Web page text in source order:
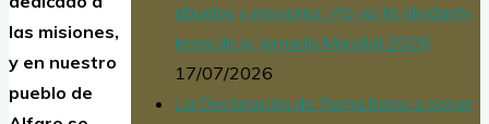
las misiones,
y en nuestro
pueblo de
abuelos y mayores: «Yo no te olvidaré»,
lema de la Jornada Mundial 2026
17/07/2026
La Declaración de Roma llama a poner